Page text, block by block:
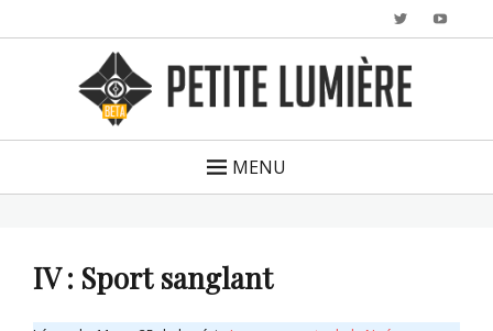
Twitter
MENU
IV : Sport sanglant